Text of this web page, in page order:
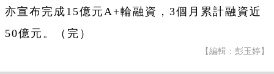
亦宣布完成15億元A+輪融資，3個月累計融資近
50億元。（完）
【編輯：彭玉婷】